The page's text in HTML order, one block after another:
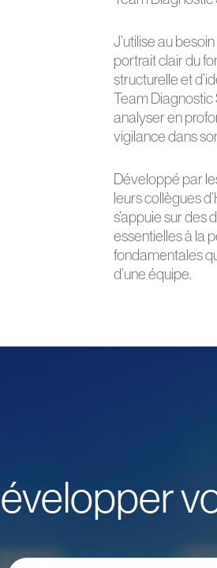
J’utilise au
portrait clair du
structurelle et
Team Diagnostic
analyser en
vigilance dans
Développé par
leurs collègues
s’appuie sur des
essentielles à la
fondamentales
d’une équipe.